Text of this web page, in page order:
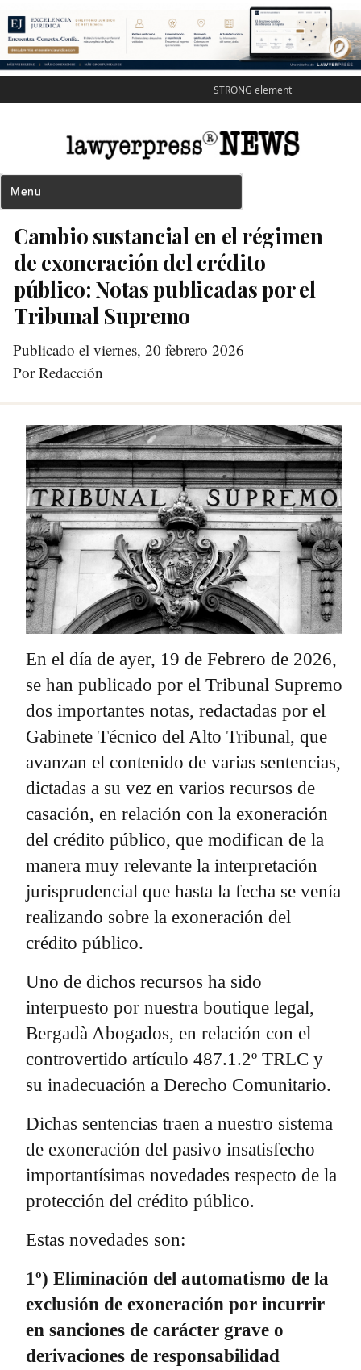
STRONG element
Cambio sustancial en el régimen
de exoneración del crédito
público: Notas publicadas por el
Tribunal Supremo
Publicado el viernes, 20 febrero 2026
Por Redacción
En el día de ayer, 19 de Febrero de 2026,
se han publicado por el Tribunal Supremo
dos importantes notas, redactadas por el
Gabinete Técnico del Alto Tribunal, que
avanzan el contenido de varias sentencias,
dictadas a su vez en varios recursos de
casación, en relación con la exoneración
del crédito público, que modifican de la
manera muy relevante la interpretación
jurisprudencial que hasta la fecha se venía
realizando sobre la exoneración del
crédito público.
Uno de dichos recursos ha sido
interpuesto por nuestra boutique legal,
Bergadà Abogados, en relación con el
controvertido artículo 487.1.2º TRLC y
su inadecuación a Derecho Comunitario.
Dichas sentencias traen a nuestro sistema
de exoneración del pasivo insatisfecho
importantísimas novedades respecto de la
protección del crédito público.
Estas novedades son:
1º) Eliminación del automatismo de la
exclusión de exoneración por incurrir
en sanciones de carácter grave o
derivaciones de responsabilidad